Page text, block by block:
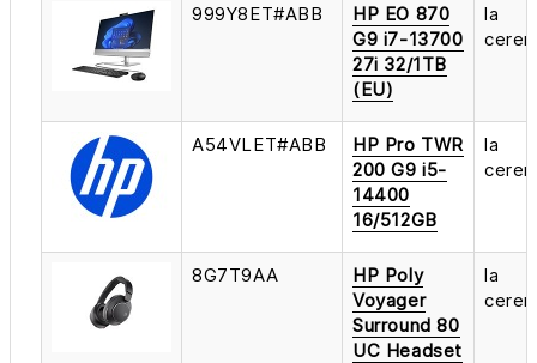
999Y8ET#ABB
HP EO 870
G9 i7-13700
27i 32/1TB
(EU)
la
A54VLET#ABB
HP Pro TWR
200 G9 i5-
14400
16/512GB
la
8G7T9AA
HP Poly
Voyager
Surround 80
UC Headset
la